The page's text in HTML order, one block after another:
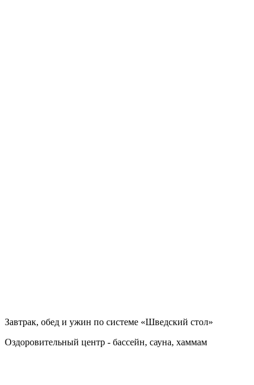
Завтрак, обед и ужин по системе «Шведский стол»
Оздоровительный центр - бассейн, сауна, хаммам